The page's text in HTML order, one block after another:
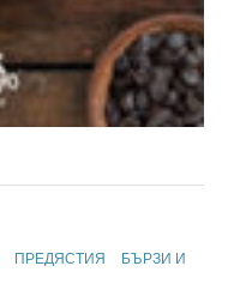
ПРЕДЯСТИЯ
БЪРЗИ И